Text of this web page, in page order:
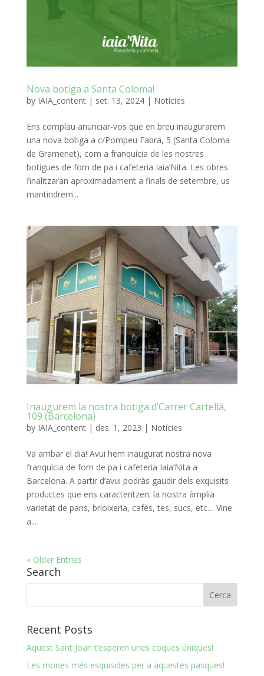
Nova botiga a Santa Coloma!
by IAIA_content| set. 13, 2024| Notícies
Ens complau anunciar-vos que en breu inaugurarem
una nova botiga a c/Pompeu Fabra, 5 (Santa Coloma
de Gramenet), com a franquícia de les nostres
botigues de forn de pa i cafeteria Iaia’Nita. Les obres
finalitzaran aproximadament a finals de setembre, us
mantindrem...
Inaugurem la nostra botiga d’Carrer Cartellà,
109 (Barcelona)
by IAIA_content| des. 1, 2023 | Notícies
Va arribar el dia! Avui hem inaugurat nostra nova
franquícia de forn de pa i cafeteria Iaia’Nita a
Barcelona. A partir d’avui podràs gaudir dels exquisits
productes que ens caracteritzen: la nostra àmplia
varietat de pans, brioixeria, cafès, tes, sucs, etc… Vine
a...
« Older Entries
Search
Recent Posts
Aquest Sant Joan t’esperen unes coques úniques!
Les mones més esquisides per a aquestes pasqües!